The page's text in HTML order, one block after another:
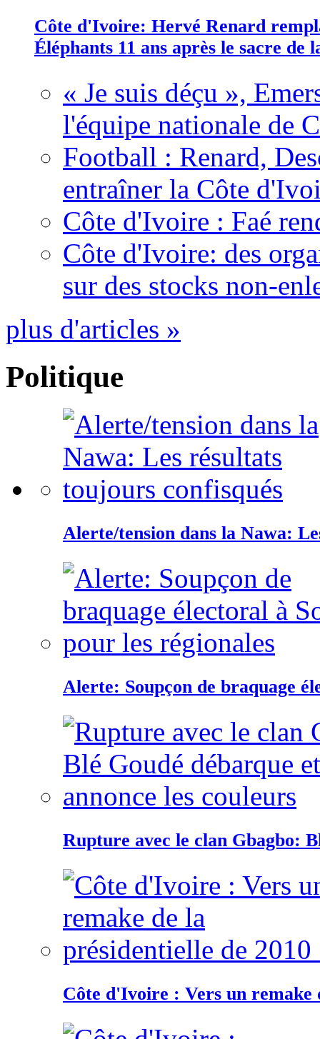
Côte d'Ivoire: Hervé Renard
Éléphants 11 ans après le sacre de
« Je suis déçu »,
l'équipe nationale de
Football : Renard,
entraîner la Côte
Côte d'Ivoire : Faé
Côte d'Ivoire: des
sur des stocks non-
plus d'articles »
Politique
Alerte/tension dans la Nawa:
Alerte: Soupçon de braquage
Rupture avec le clan Gbagbo:
Côte d'Ivoire : Vers un remake